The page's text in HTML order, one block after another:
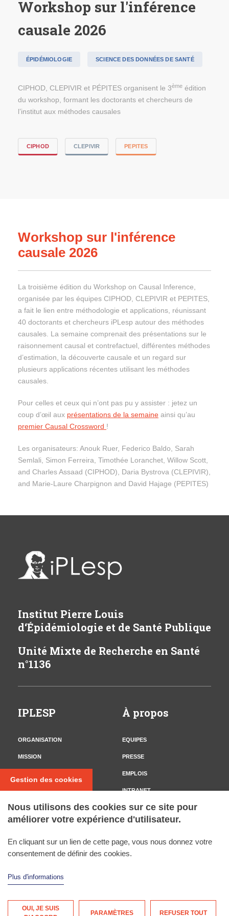
Workshop sur l'inférence
causale 2026
ÉPIDÉMIOLOGIE SCIENCE DES DONNÉES DE SANTÉ
CIPHOD, CLEPIVIR et PÉPITES organisent le 3ème édition
du workshop, formant les doctorants et chercheurs de
l’institut aux méthodes causales
CIPHOD CLEPIVIR PEPITES
Workshop sur l'inférence
causale 2026
La troisième édition du Workshop on Causal Inference,
organisée par les équipes CIPHOD, CLEPIVIR et PEPITES,
a fait le lien entre méthodologie et applications, réunissant
40 doctorants et chercheurs iPLesp autour des méthodes
causales. La semaine comprenait des présentations sur le
raisonnement causal et contrefactuel, différentes méthodes
d’estimation, la découverte causale et un regard sur
plusieurs applications récentes utilisant les méthodes
causales.
Pour celles et ceux qui n’ont pas pu y assister : jetez un
coup d’œil aux présentations de la semaine ainsi qu’au
premier Causal Crossword !
Les organisateurs: Anouk Ruer, Federico Baldo, Sarah
Semlali, Simon Ferreira, Timothée Loranchet, Willow Scott,
and Charles Assaad (CIPHOD), Daria Bystrova (CLEPIVIR),
and Marie-Laure Charpignon and David Hajage (PEPITES)
Institut Pierre Louis
d‘Épidémiologie et de Santé Publique
Unité Mixte de Recherche en Santé
n°1136
IPLESP
ORGANISATION
MISSION
À propos
EQUIPES
PRESSE
EMPLOIS
INTRANET
Nous suivre
MENTIONS LÉGALES PLAN DU SITE
Gestion des cookies
Nous utilisons des cookies sur ce site pour
améliorer votre expérience d'utilisateur.
En cliquant sur un lien de cette page, vous nous donnez votre
consentement de définir des cookies.
Plus d'informations
OUI, JE SUIS
PARAMÈTRES REFUSER TOUT